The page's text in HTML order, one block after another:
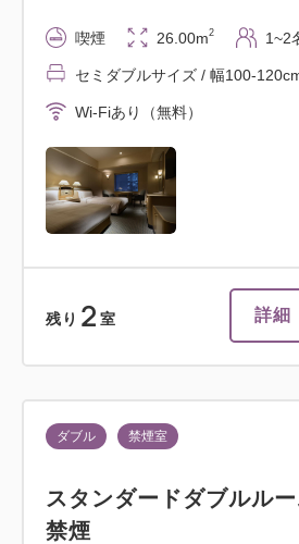
喫煙 26.00m2 1~2
セミダブルサイズ / 幅100-
Wi-Fiあり（無料）
残り 2 室 詳細
ダブル 禁煙室
スタンダードダブルルー
禁煙